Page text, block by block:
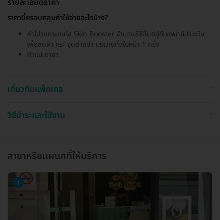
ราคานี้ครอบคลุมค่าใช้จ่ายอะไรบ้าง?
ค่าโปรแกรมเมโส Skin Booster จำนวนซีซีขึ้นอยู่กับแพทย์ประเมิน
เพื่อลดฝ้า กระ จุดด่างดำ บริเวณทั่วใบหน้า 1 ครั้ง
ค่าแปะยาชา
เกี่ยวกับแพ็กเกจ
วิธีชำระและใช้งาน
สาขาหรือแผนกที่ให้บริการ
1